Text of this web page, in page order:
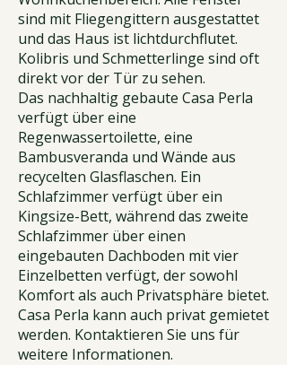
sind mit Fliegengittern ausgestattet
und das Haus ist lichtdurchflutet.
Kolibris und Schmetterlinge sind oft
direkt vor der Tür zu sehen.
Das nachhaltig gebaute Casa Perla
verfügt über eine
Regenwassertoilette, eine
Bambusveranda und Wände aus
recycelten Glasflaschen. Ein
Schlafzimmer verfügt über ein
Kingsize-Bett, während das zweite
Schlafzimmer über einen
eingebauten Dachboden mit vier
Einzelbetten verfügt, der sowohl
Komfort als auch Privatsphäre bietet.
Casa Perla kann auch privat gemietet
werden. Kontaktieren Sie uns für
weitere Informationen.